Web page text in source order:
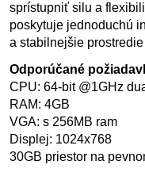
sprístupniť silu a
poskytuje jednoduchú
a stabilnejšie
Odporúčané
CPU: 64-bit @1GHz
RAM: 4GB
VGA: s 256MB ram
Displej: 1024x768
30GB priestor na